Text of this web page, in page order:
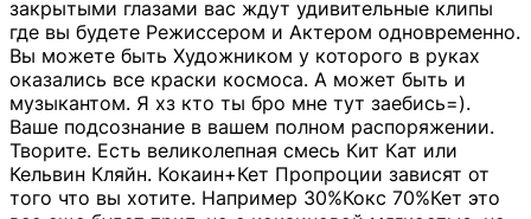
закрытыми глазами вас ждут удивительные клипы
где вы будете Режиссером и Актером одновременно.
Вы можете быть Художником у которого в руках
оказались все краски космоса. А может быть и
музыкантом. Я хз кто ты бро мне тут заебись=).
Ваше подсознание в вашем полном распоряжении.
Творите. Есть великолепная смесь Кит Кат или
Кельвин Кляйн. Кокаин+Кет Пропроции зависят от
того что вы хотите. Например 30%Кокс 70%Кет это